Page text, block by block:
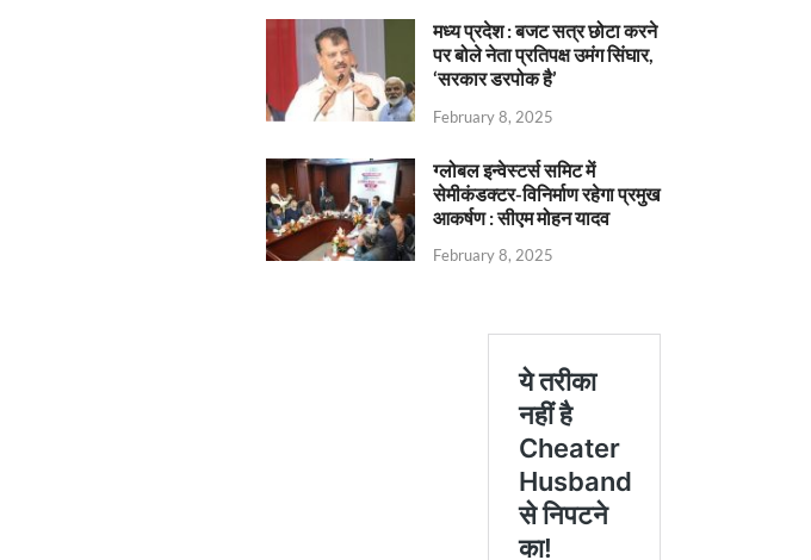
मध्य प्रदेश : बजट सत्र छोटा करने
पर बोले नेता प्रतिपक्ष उमंग सिंघार,
‘सरकार डरपोक है’
February 8, 2025
ग्लोबल इन्वेस्टर्स समिट में
सेमीकंडक्टर-विनिर्माण रहेगा प्रमुख
आकर्षण : सीएम मोहन यादव
February 8, 2025